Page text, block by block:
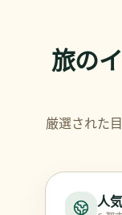
旅の
厳選された
人